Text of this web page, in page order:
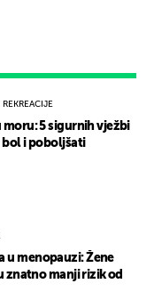
moru: 5 sigurnih vježbi
bol i poboljšati
u menopauzi: Žene
znatno manji rizik od